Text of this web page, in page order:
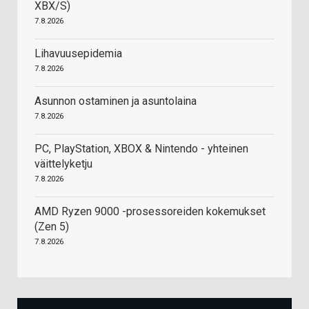
XBX/S)
7.8.2026
Lihavuusepidemia
7.8.2026
Asunnon ostaminen ja asuntolaina
7.8.2026
PC, PlayStation, XBOX & Nintendo - yhteinen
väittelyketju
7.8.2026
AMD Ryzen 9000 -prosessoreiden kokemukset
(Zen 5)
7.8.2026